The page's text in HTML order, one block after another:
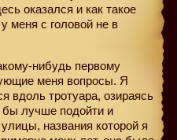
оказался и как такое
меня с головой не в
нибудь первому
меня вопросы. Я
вдоль тротуара, озираясь
бы лучше подойти и
названия которой я